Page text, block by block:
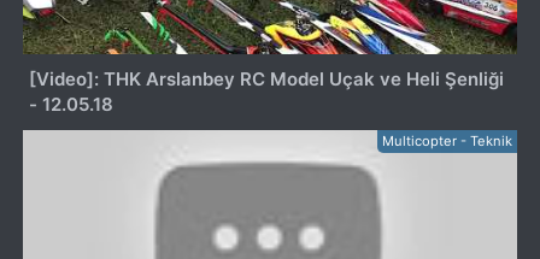
[Video]: THK Arslanbey RC Model Uçak ve Heli Şenliği
- 12.05.18
Multicopter - Teknik